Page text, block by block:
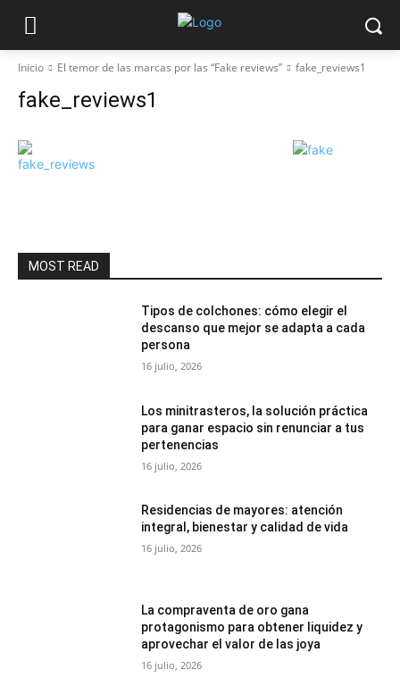
Inicio El temor de las marcas por las “Fake reviews” fake_reviews1
fake_reviews1
MOST READ
Tipos de colchones: cómo elegir el
descanso que mejor se adapta a cada
persona
16 julio, 2026
Los minitrasteros, la solución práctica
para ganar espacio sin renunciar a tus
pertenencias
16 julio, 2026
Residencias de mayores: atención
integral, bienestar y calidad de vida
16 julio, 2026
La compraventa de oro gana
protagonismo para obtener liquidez y
aprovechar el valor de las joya
16 julio, 2026